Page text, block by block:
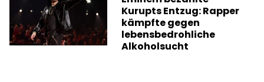
Kurupts Entzug: Rapper
kämpfte gegen
lebensbedrohliche
Alkoholsucht